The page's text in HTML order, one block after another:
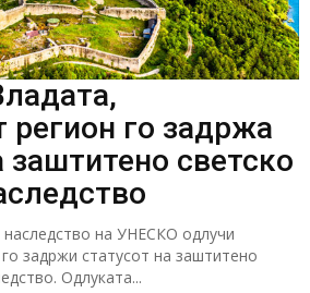
регион го задржа
заштитено светско
на УНЕСКО одлучи
задржи статусот на заштитено
Одлуката...